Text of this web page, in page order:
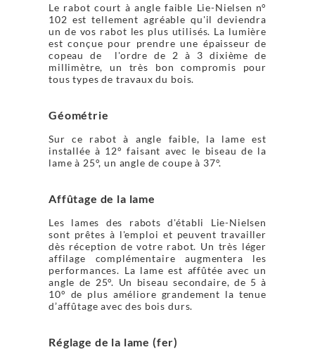
Le rabot court à angle faible Lie-Nielsen n°
102 est tellement agréable qu'il deviendra
un de vos rabot les plus utilisés. La lumière
est conçue pour prendre une épaisseur de
copeau de l'ordre de 2 à 3 dixième de
millimètre, un très bon compromis pour
tous types de travaux du bois.
Géométrie
Sur ce rabot à angle faible, la lame est
installée à 12° faisant avec le biseau de la
lame à 25°, un angle de coupe à 37°.
Affûtage de la lame
Les lames des rabots d'établi Lie-Nielsen
sont prêtes à l'emploi et peuvent travailler
dès réception de votre rabot. Un très léger
affilage complémentaire augmentera les
performances. La lame est affûtée avec un
angle de 25°. Un biseau secondaire, de 5 à
10° de plus améliore grandement la tenue
d’affûtage avec des bois durs.
Réglage de la lame (fer)